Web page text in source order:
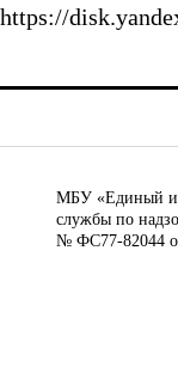
https://
МБУ «Единый
службы по
№ ФС77-82044